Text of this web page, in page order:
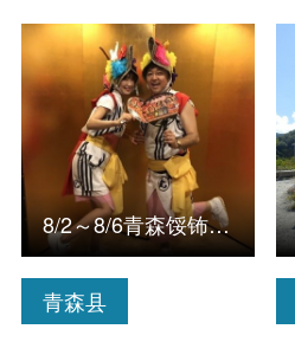
青森县
查看信息
8/2～8/6青森馁钸哒节 舞者服装租赁＆穿戴套餐（带花斗笠）